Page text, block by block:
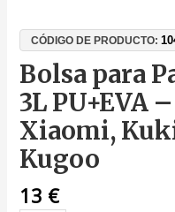
CÓDIGO DE PRODUCTO:
Bolsa para
3L PU+EVA
Xiaomi,
Kugoo
13 €